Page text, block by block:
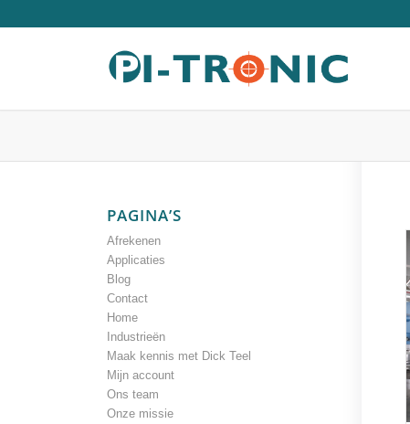
PAGINA’S
Afrekenen
Applicaties
Blog
Contact
Home
Industrieën
Maak kennis met Dick Teel
Mijn account
Ons team
Onze missie